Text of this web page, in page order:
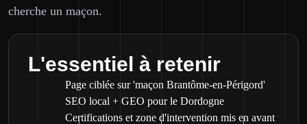
cherche un maçon.
L'essentiel à retenir
Page ciblée sur 'maçon Brantôme-en-Périgord'
SEO local + GEO pour le Dordogne
Certifications et zone d'intervention mis en avant